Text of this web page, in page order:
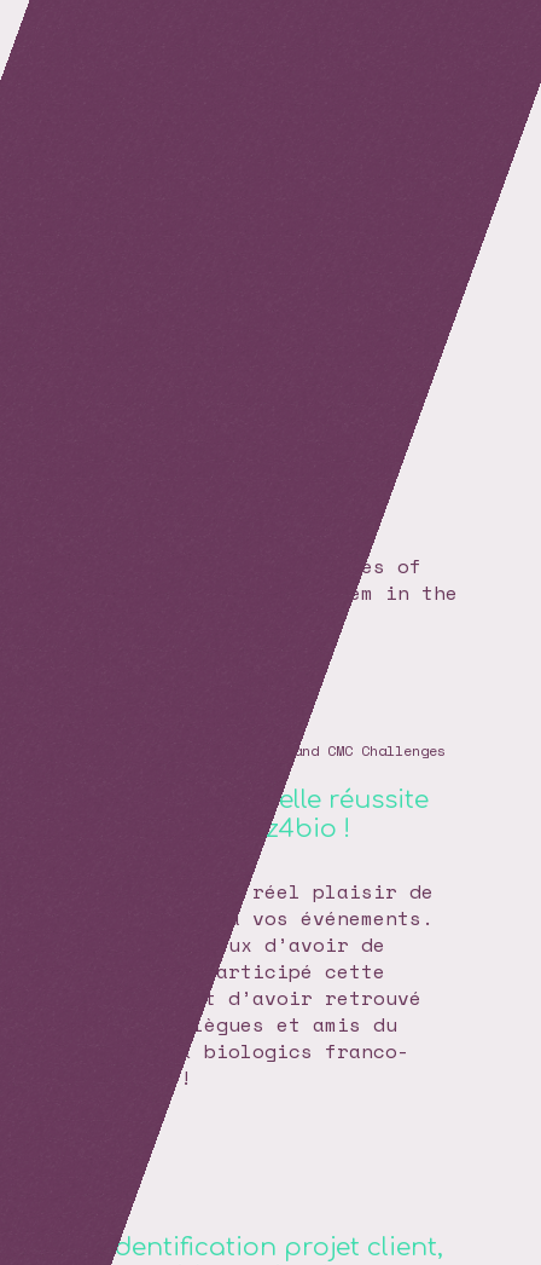
Very insightful on the
advances and challenges of
the Oncology ecosystem in the
Innovative Biologics and CMC Challenges
Encore une belle réussite
made in Buzz4bio !
Toujours un réel plaisir de
se rendre à vos événements.
Très heureux d’avoir de
nouveau participé cette
année, et d’avoir retrouvé
les collègues et amis du
network biologics franco-
belge !
Identification projet client,